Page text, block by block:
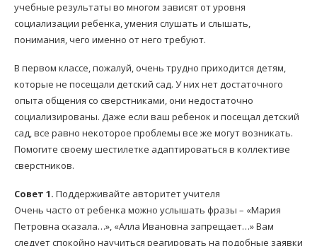
учебные результаты во многом зависят от уровня
социализации ребенка, умения слушать и слышать,
понимания, чего именно от него требуют.
В первом классе, пожалуй, очень трудно приходится детям,
которые не посещали детский сад. У них нет достаточного
опыта общения со сверстниками, они недостаточно
социализированы. Даже если ваш ребенок и посещал детский
сад, все равно некоторое проблемы все же могут возникать.
Помогите своему шестилетке адаптироваться в коллективе
сверстников.
Совет 1. Поддерживайте авторитет учителя
Очень часто от ребенка можно услышать фразы – «Мария
Петровна сказала…», «Алла Ивановна запрещает…» Вам
следует спокойно научиться реагировать на подобные заявки